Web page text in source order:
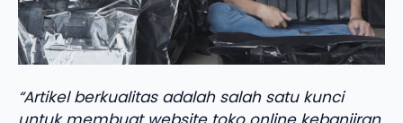
“Artikel berkualitas adalah salah satu kunci